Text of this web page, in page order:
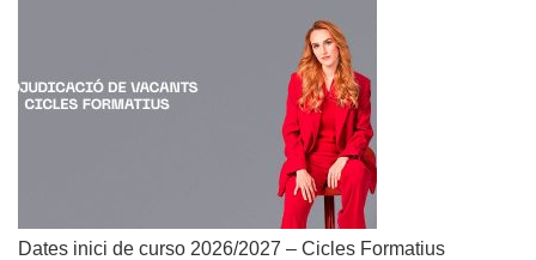
Dates inici de curso 2026/2027 – Cicles Formatius